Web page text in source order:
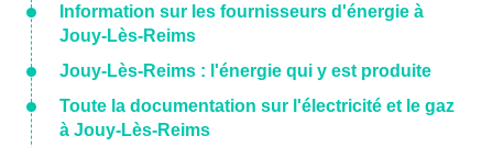
Information sur les fournisseurs d'énergie à
Jouy-Lès-Reims
Jouy-Lès-Reims : l'énergie qui y est produite
Toute la documentation sur l'électricité et le gaz
à Jouy-Lès-Reims